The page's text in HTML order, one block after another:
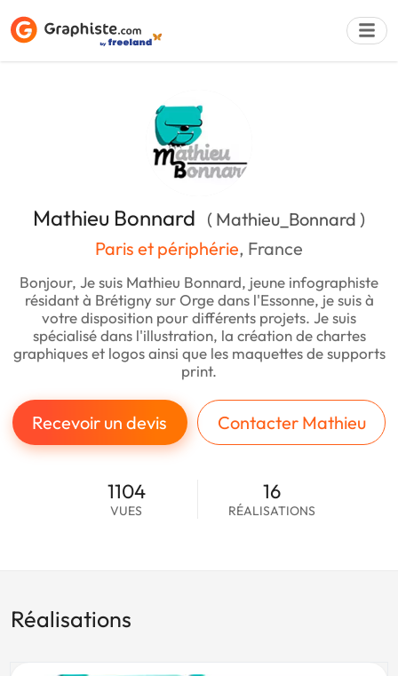
Mathieu Bonnard ( Mathieu_Bonnard )
Paris et périphérie, France
Bonjour, Je suis Mathieu Bonnard, jeune infographiste
résidant à Brétigny sur Orge dans l'Essonne, je suis à
votre disposition pour différents projets. Je suis
spécialisé dans l'illustration, la création de chartes
graphiques et logos ainsi que les maquettes de supports
print.
Recevoir un devis Contacter Mathieu
1104
VUES
16
RÉALISATIONS
Réalisations